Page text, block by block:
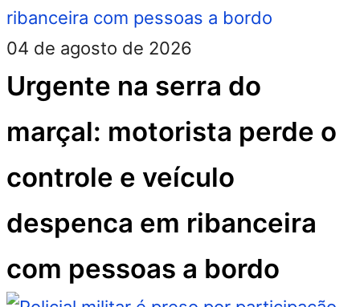
04 de agosto de 2026
Urgente na serra do
marçal: motorista perde o
controle e veículo
despenca em ribanceira
com pessoas a bordo